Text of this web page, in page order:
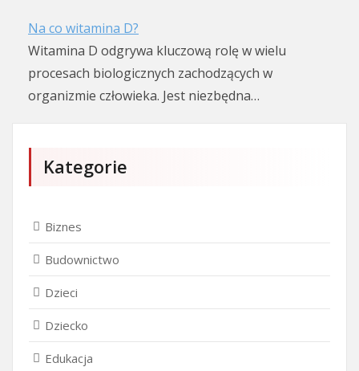
Na co witamina D?
Witamina D odgrywa kluczową rolę w wielu
procesach biologicznych zachodzących w
organizmie człowieka. Jest niezbędna…
Kategorie
Biznes
Budownictwo
Dzieci
Dziecko
Edukacja